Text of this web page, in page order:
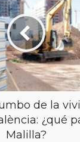
de la
¿qué
Malilla?